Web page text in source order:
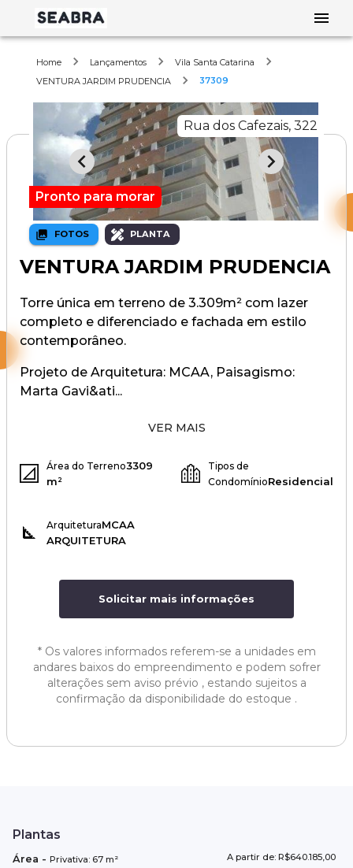
Home Lançamentos
Vila Santa Catarina
VENTURA JARDIM PRUDENCIA
37309
FOTOS PLANTA
Rua dos Cafezais, 322
Pronto para morar
VENTURA JARDIM PRUDENCIA
Torre única em terreno de 3.309m² com lazer
completo e diferenciado e fachada em estilo
contemporâneo.
Projeto de Arquitetura: MCAA, Paisagismo:
Marta Gavi&ati...
VER MAIS
Área do Terreno3309
m²
Tipos de
CondomínioResidencial
ArquiteturaMCAA
ARQUITETURA
Solicitar mais informações
* Os valores informados referem-se a unidades em
andares baixos do empreendimento e podem sofrer
alterações sem aviso prévio , estando sujeitos a
confirmação da disponibilidade do estoque .
Plantas
Área - Privativa: 67 m² A partir de: R$640.185,00